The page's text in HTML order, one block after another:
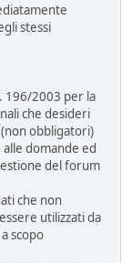
stessi
196/2003 per la
che desideri
obbligatori)
domande ed
del forum
che non
utilizzati da
scopo